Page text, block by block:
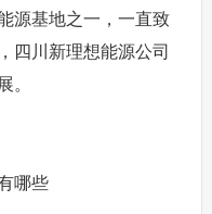
源基地之一，一直致
四川新理想能源公司
。